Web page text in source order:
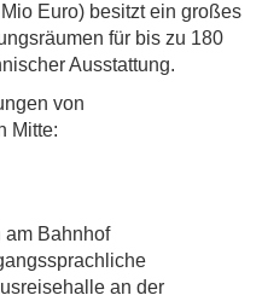
Euro) besitzt ein großes
für bis zu 180
Ausstattung.
von
Mitte:
am Bahnhof
an der